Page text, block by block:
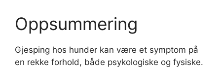
Oppsummering
Gjesping hos hunder kan være et symptom på
en rekke forhold, både psykologiske og fysiske.